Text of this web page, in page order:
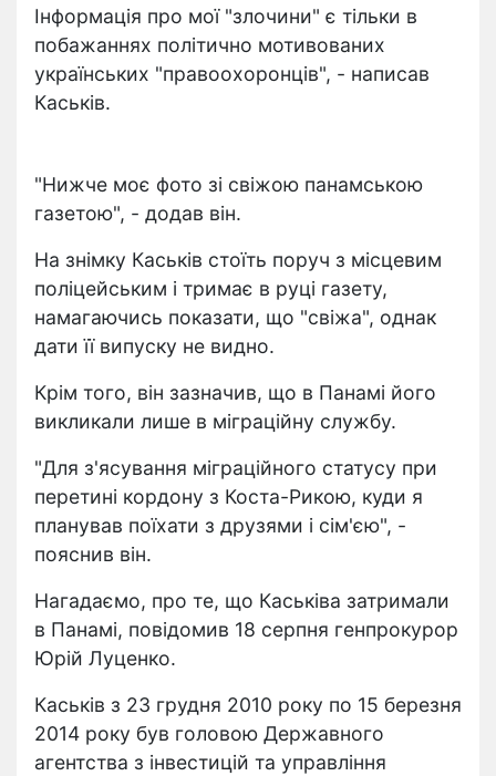
Інформація про мої "злочини" є тільки в
побажаннях політично мотивованих
українських "правоохоронців", - написав
Каськів.
"Нижче моє фото зі свіжою панамською
газетою", - додав він.
На знімку Каськів стоїть поруч з місцевим
поліцейським і тримає в руці газету,
намагаючись показати, що "свіжа", однак
дати її випуску не видно.
Крім того, він зазначив, що в Панамі його
викликали лише в міграційну службу.
"Для з'ясування міграційного статусу при
перетині кордону з Коста-Рикою, куди я
планував поїхати з друзями і сім'єю", -
пояснив він.
Нагадаємо, про те, що Каськіва затримали
в Панамі, повідомив 18 серпня генпрокурор
Юрій Луценко.
Каськів з 23 грудня 2010 року по 15 березня
2014 року був головою Державного
агентства з інвестицій та управління